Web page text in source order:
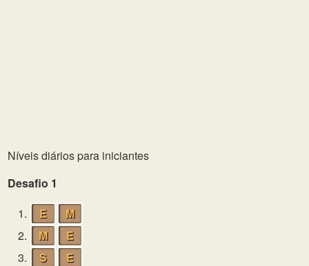
Níveis diários para iniciantes
Desafio 1
1.
E
M
2.
M
E
3.
S
E